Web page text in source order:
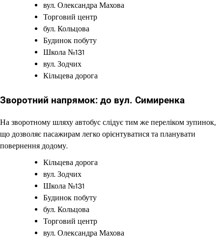
вул. Олександра Махова
Торговий центр
бул. Кольцова
Будинок побуту
Школа №131
вул. Зодчих
Кільцева дорога
Зворотний напрямок: до вул. Симиренка
На зворотному шляху автобус слідує тим же переліком зупинок,
що дозволяє пасажирам легко орієнтуватися та планувати
повернення додому.
Кільцева дорога
вул. Зодчих
Школа №131
Будинок побуту
бул. Кольцова
Торговий центр
вул. Олександра Махова